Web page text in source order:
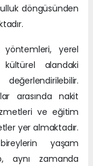
döngüsünden
yerel
alandaki
arasında nakit
ve eğitim
yer almaktadır.
yaşam
aynı zamanda